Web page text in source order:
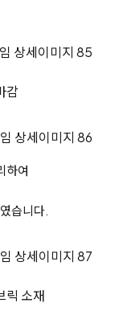
감
하여
습니다.
릭 소재